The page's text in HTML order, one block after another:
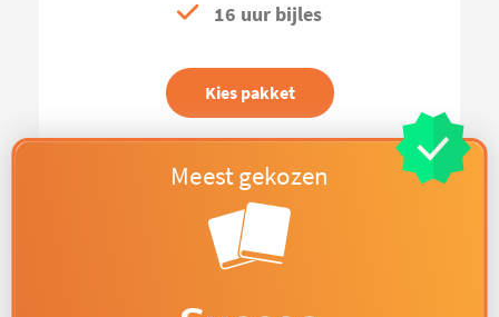
16 uur bijles
Kies pakket